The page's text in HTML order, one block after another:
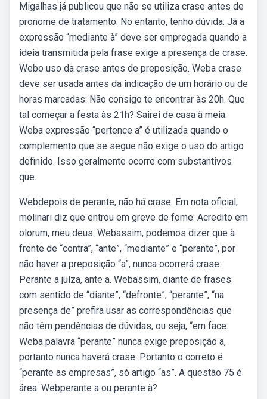
Migalhas já publicou que não se utiliza crase antes de
pronome de tratamento. No entanto, tenho dúvida. Já a
expressão “mediante à” deve ser empregada quando a
ideia transmitida pela frase exige a presença de crase.
Webo uso da crase antes de preposição. Weba crase
deve ser usada antes da indicação de um horário ou de
horas marcadas: Não consigo te encontrar às 20h. Que
tal começar a festa às 21h? Sairei de casa à meia.
Weba expressão “pertence a” é utilizada quando o
complemento que se segue não exige o uso do artigo
definido. Isso geralmente ocorre com substantivos
que.
Webdepois de perante, não há crase. Em nota oficial,
molinari diz que entrou em greve de fome: Acredito em
olorum, meu deus. Webassim, podemos dizer que à
frente de “contra”, “ante”, “mediante” e “perante”, por
não haver a preposição “a”, nunca ocorrerá crase:
Perante a juíza, ante a. Webassim, diante de frases
com sentido de “diante”, “defronte”, “perante”, “na
presença de” prefira usar as correspondências que
não têm pendências de dúvidas, ou seja, “em face.
Weba palavra “perante” nunca exige preposição a,
portanto nunca haverá crase. Portanto o correto é
“perante as empresas”, só artigo “as”. A questão 75 é
área. Webperante a ou perante à?